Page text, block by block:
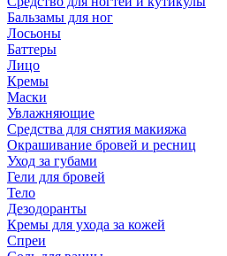
Бальзамы для ног
Лосьоны
Баттеры
Лицо
Кремы
Маски
Увлажняющие
Средства для снятия макияжа
Окрашивание бровей и ресниц
Уход за губами
Гели для бровей
Тело
Дезодоранты
Кремы для ухода за кожей
Спреи